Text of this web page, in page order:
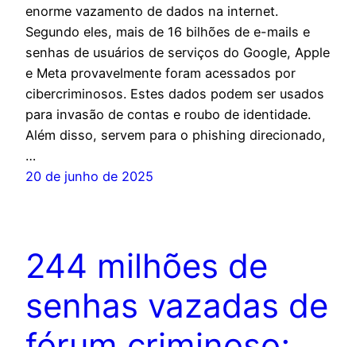
enorme vazamento de dados na internet.
Segundo eles, mais de 16 bilhões de e-mails e
senhas de usuários de serviços do Google, Apple
e Meta provavelmente foram acessados por
cibercriminosos. Estes dados podem ser usados
para invasão de contas e roubo de identidade.
Além disso, servem para o phishing direcionado,
…
20 de junho de 2025
244 milhões de
senhas vazadas de